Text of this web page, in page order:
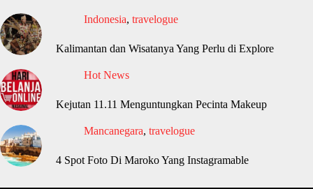
Indonesia, travelogue
Kalimantan dan Wisatanya Yang Perlu di Explore
Hot News
Kejutan 11.11 Menguntungkan Pecinta Makeup
Mancanegara, travelogue
4 Spot Foto Di Maroko Yang Instagramable